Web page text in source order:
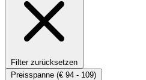
Filter zurücksetzen
Preisspanne (€ 94 - 109)